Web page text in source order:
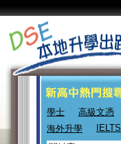
學士 高級文憑
海外升學
IELTS